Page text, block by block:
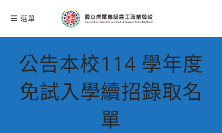
選單
公告本校114 學年度
免試入學續招錄取名
單